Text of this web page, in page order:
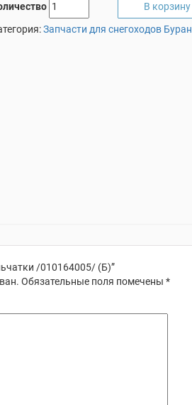
В корзину
Запчасти для снегоходов Буран
/010164005/ (Б)”
Обязательные поля помечены*